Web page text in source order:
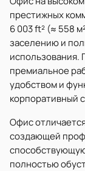
престижных
6 003 ft² (≈ 558
заселению и
премиальное
удобством и
корпоративный
Офис
создающей
полностью